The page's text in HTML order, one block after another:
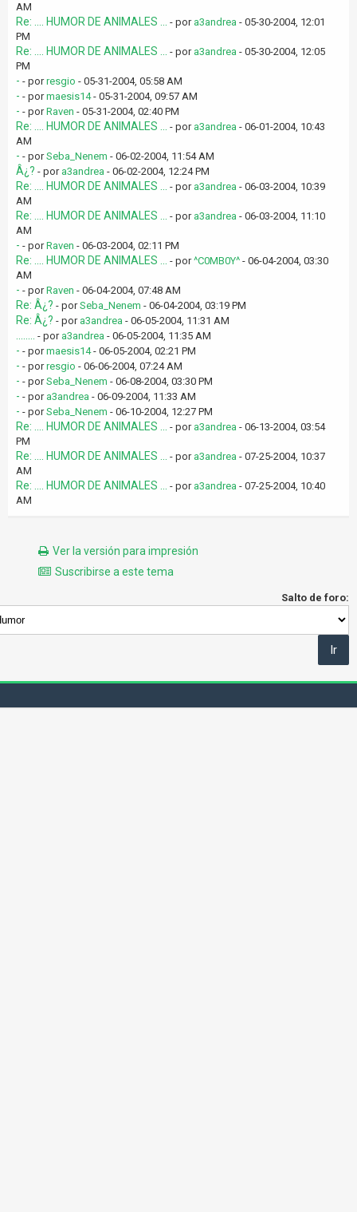
AM
Re: .... HUMOR DE ANIMALES ... - por a3andrea - 05-30-2004, 12:01
PM
Re: .... HUMOR DE ANIMALES ... - por a3andrea - 05-30-2004, 12:05
PM
- - porresgio - 05-31-2004, 05:58 AM
- - pormaesis14- 05-31-2004, 09:57 AM
- - porRaven - 05-31-2004, 02:40 PM
Re: .... HUMOR DE ANIMALES ... - por a3andrea - 06-01-2004, 10:43
AM
- - porSeba_Nenem - 06-02-2004, 11:54 AM
Â¿? - por a3andrea - 06-02-2004, 12:24 PM
Re: .... HUMOR DE ANIMALES ... - por a3andrea - 06-03-2004, 10:39
AM
Re: .... HUMOR DE ANIMALES ... - por a3andrea - 06-03-2004, 11:10
AM
- - porRaven - 06-03-2004, 02:11 PM
Re: .... HUMOR DE ANIMALES ... - por^C0MB0Y^ - 06-04-2004, 03:30
AM
- - porRaven - 06-04-2004, 07:48 AM
Re: Â¿? - porSeba_Nenem - 06-04-2004, 03:19 PM
Re: Â¿? - por a3andrea - 06-05-2004, 11:31 AM
- por a3andrea - 06-05-2004, 11:35 AM
- - pormaesis14- 06-05-2004, 02:21 PM
- - porresgio - 06-06-2004, 07:24 AM
- - porSeba_Nenem - 06-08-2004, 03:30 PM
- - por a3andrea - 06-09-2004, 11:33 AM
- - porSeba_Nenem - 06-10-2004, 12:27 PM
Re: .... HUMOR DE ANIMALES ... - por a3andrea - 06-13-2004, 03:54
PM
Re: .... HUMOR DE ANIMALES ... - por a3andrea - 07-25-2004, 10:37
AM
Re: .... HUMOR DE ANIMALES ... - por a3andrea - 07-25-2004, 10:40
AM
Ver la versión para impresión
Suscribirse a este tema
Salto de foro: